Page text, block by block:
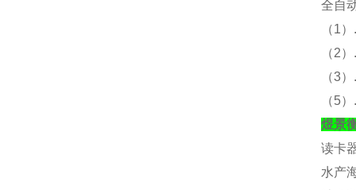
全自
（1
（2
（3）
（5
煜景
读卡
水产